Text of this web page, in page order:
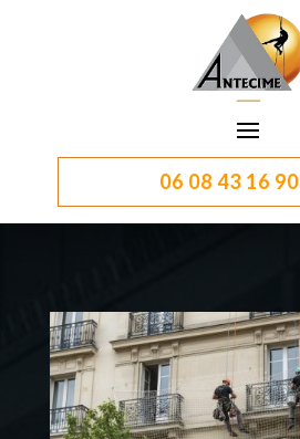
06 08 43 16 90